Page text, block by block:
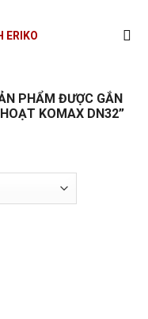
ERIKO
PHẨM ĐƯỢC GẮN
KOMAX DN32”